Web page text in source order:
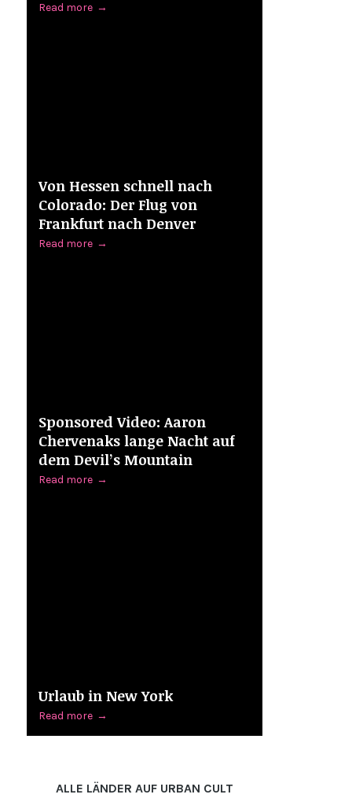
Read more →
Von Hessen schnell nach
Colorado: Der Flug von
Frankfurt nach Denver
Read more →
Sponsored Video: Aaron
Chervenaks lange Nacht auf
dem Devil’s Mountain
Read more →
Urlaub in New York
Read more →
ALLE LÄNDER AUF URBAN CULT